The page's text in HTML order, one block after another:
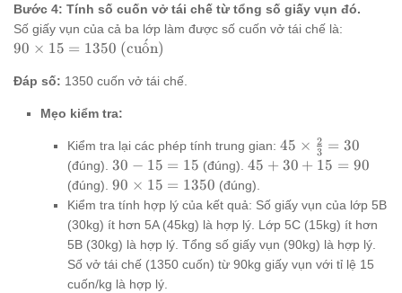
15 =
90
\text{
Bước 4: Tính số cuốn vở tái chế từ tổng số giấy vụn đó.
Số giấy vụn của cả ba lớp làm được số cuốn vở tái chế là:
90
15 =
\text{
90 × 15 = 1350 (cuo
ˆ
ˊn)
Đáp số: 1350 cuốn vở tái chế.
Mẹo kiểm tra:
Kiểm tra lại các phép tính trung gian: 45
\times
{3} =
30
45 × 3
2 = 30
(đúng). 30
-
15
=
15
30 − 15 = 15 (đúng).45
+
30
+
15
=
90
45 + 30 + 15 = 90
(đúng). 90
\times
15 =
1350
90 × 15 = 1350 (đúng).
Kiểm tra tính hợp lý của kết quả: Số giấy vụn của lớp 5B
(30kg) ít hơn 5A (45kg) là hợp lý. Lớp 5C (15kg) ít hơn
5B (30kg) là hợp lý. Tổng số giấy vụn (90kg) là hợp lý.
Số vở tái chế (1350 cuốn) từ 90kg giấy vụn với tỉ lệ 15
cuốn/kg là hợp lý.